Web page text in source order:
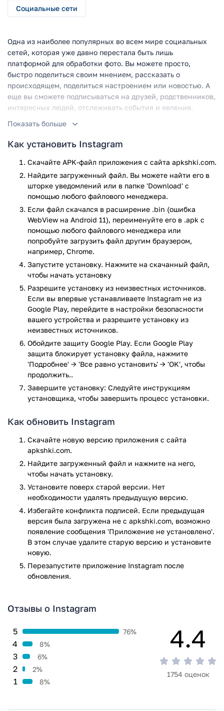
Социальные сети
Одна из наиболее популярных во всем мире социальных
сетей, которая уже давно перестала быть лишь
платформой для обработки фото. Вы можете просто,
быстро поделиться своим мнением, рассказать о
происходящем, поделиться настроением или новостью. А
еще вы сможете подписываться на друзей, родственников,
интересных людей, отслеживать события и явления.
Уникальный контент, фото и видео, новости из жизни
приложение, активировать его и зарегистрироваться,
чтобы приобщиться к миллионам пользователей со всего
Качественное приложение позволяет редактировать фото
или видео, обрабатывать их и применять фильтры,
создавать из небольших роликов полноценное видео.
А еще вы можете выражать свое мнение, отслеживать
новости и события из жизни интересных людей.
Пользователи получают возможность общаться в онлайн
эфире со своими друзьями, в том числе в видеорежиме,
сохранять истории общения, пересылать их и делиться
ими. Более пяти сотен миллионов каждый день
просматривают публикации в сети и делятся своими
историями из жизни.
Приложение Instagram прошло проверку антивирусом
VirusTotal. В результате проверки по всем последним
сигнатурам заражения файлов не выявлено.
Показать больше
Как установить Instagram
Скачайте APK-файл приложения с сайта apkshki.com.
Найдите загруженный файл. Вы можете найти его в
шторке уведомлений или в папке 'Download' с
помощью любого файлового менеджера.
Если файл скачался в расширение .bin (ошибка
WebView на Android 11), переименуйте его в .apk с
помощью любого файлового менеджера или
попробуйте загрузить файл другим браузером,
например, Chrome.
Запустите установку. Нажмите на скачанный файл,
чтобы начать установку
Разрешите установку из неизвестных источников.
Если вы впервые устанавливаете Instagram не из
Google Play, перейдите в настройки безопасности
вашего устройства и разрешите установку из
неизвестных источников.
Обойдите защиту Google Play. Если Google Play
защита блокирует установку файла, нажмите
'Подробнее' → 'Все равно установить' → 'OK', чтобы
продолжить..
Завершите установку: Следуйте инструкциям
установщика, чтобы завершить процесс установки.
Как обновить Instagram
Скачайте новую версию приложения с сайта
apkshki.com.
Найдите загруженный файл и нажмите на него,
чтобы начать установку.
Установите поверх старой версии. Нет
необходимости удалять предыдущую версию.
Избегайте конфликта подписей. Если предыдущая
версия была загружена не с apkshki.com, возможно
появление сообщения 'Приложение не установлено'.
В этом случае удалите старую версию и установите
новую.
Перезапустите приложениe Instagram после
обновления.
Отзывы о Instagram
1 8%
2 2%
3 6%
4 8%
5 76% 4.4
1754 оценок